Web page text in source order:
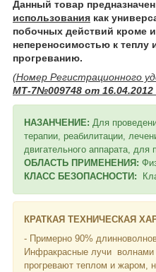
Данный товар
использования как
побочных действий кроме
непереносимостью к теплу
прогреванию.
(Номер Регистрационного
МТ-7№009748 от 16.04.2012
НАЗАНЧЕНИЕ: Для
терапии, реабилитации,
двигательного аппарата,
ОБЛАСТЬ ПРИМЕНЕНИЯ:
КЛАСС БЕЗОПАСНОСТИ:
КРАТКАЯ ТЕХНИЧЕСКАЯ
- Примерно 90%
Инфракрасные лучи
прогревают теплом и жаром,